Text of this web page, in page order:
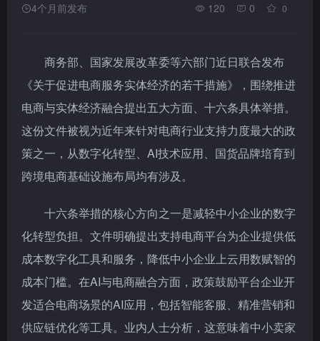
4个月前发布 120 0 0
商务部、国家发展改革委等六部门近日联合发布
《关于促进电商服务实体经济的若干措施》，围绕推进
电商与实体经济融合提出五大方面、十六条具体举措。
这份文件被视为近年来针对电商行业支持力度最大的政
策之一，从数字化转型、AI技术应用、国货品牌培育到
跨境电商基础设施布局均有涉及。
十六条举措的核心方向之一是减轻中小企业的数字
化转型负担。文件明确提出支持电商平台为企业提供低
成本数字化工具和服务，降低中小企业上云用数赋智的
成本门槛。在AI与电商融合方面，政策鼓励平台企业开
发适合电商场景的AI应用，包括智能客服、精准营销和
供应链优化等工具。业内人士分析，这意味着中小卖家